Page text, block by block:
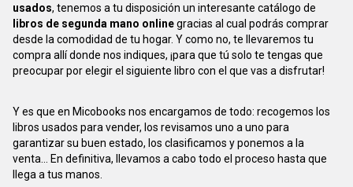
usados, tenemos a tu disposición un interesante catálogo de
libros de segunda mano onlinegracias al cual podrás comprar
desde la comodidad de tu hogar. Y como no, te llevaremos tu
compra allí donde nos indiques, ¡para que tú solo te tengas que
preocupar por elegir el siguiente libro con el que vas a disfrutar!
Y es que en Micobooks nos encargamos de todo: recogemos los
libros usados para vender, los revisamos uno a uno para
garantizar su buen estado, los clasificamos y ponemos a la
venta... En definitiva, llevamos a cabo todo el proceso hasta que
llega a tus manos.